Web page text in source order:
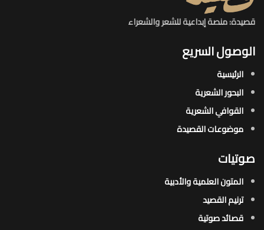
قصيدة: منصة إبداعية للشعر والشعراء
الوصول السريع
الرئيسية
البحور الشعرية​
القوافي الشعرية​
موضوعات القصيدة​
صوتيات
المتون العلمية والأدبية
ترنيم القصيد
قصائد صوتية